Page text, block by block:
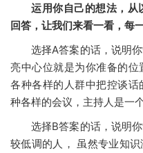
运用你自己的想法，从
回答，让我们来看一看，每
选择A答案的话，说明
亮中心位就是为你准备的
各种各样的人群中把控谈
种各样的会议，主持人是一
选择B答案的话，说明
较低调的人， 虽然专业知